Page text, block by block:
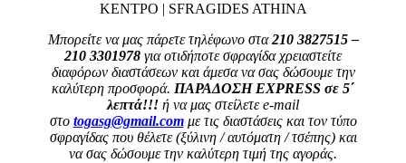
ΚΕΝΤΡΟ | SFRAGIDES ATHINA
Μπορείτε να μας πάρετε τηλέφωνο στα210 3827515 –
210 3301978 για οτιδήποτε σφραγίδα χρειαστείτε
διαφόρων διαστάσεων και άμεσα να σας δώσουμε την
καλύτερη προσφορά. ΠΑΡΑΔΟΣΗ EXPRESS σε 5΄
λεπτά!!! ή να μας στείλετε e-mail
στο togasg@gmail.comμε τις διαστάσεις και τον τύπο
σφραγίδας που θέλετε (ξύλινη / αυτόματη / τσέπης) και
να σας δώσουμε την καλύτερη τιμή της αγοράς.